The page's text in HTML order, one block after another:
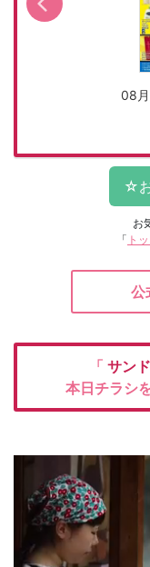
08
お
「 ト
公
「 サン
本日チラシ